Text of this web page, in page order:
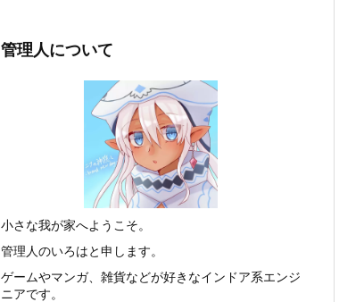
管理人について
小さな我が家へようこそ。
管理人のいろはと申します。
ゲームやマンガ、雑貨などが好きなインドア系エンジ
ニアです。